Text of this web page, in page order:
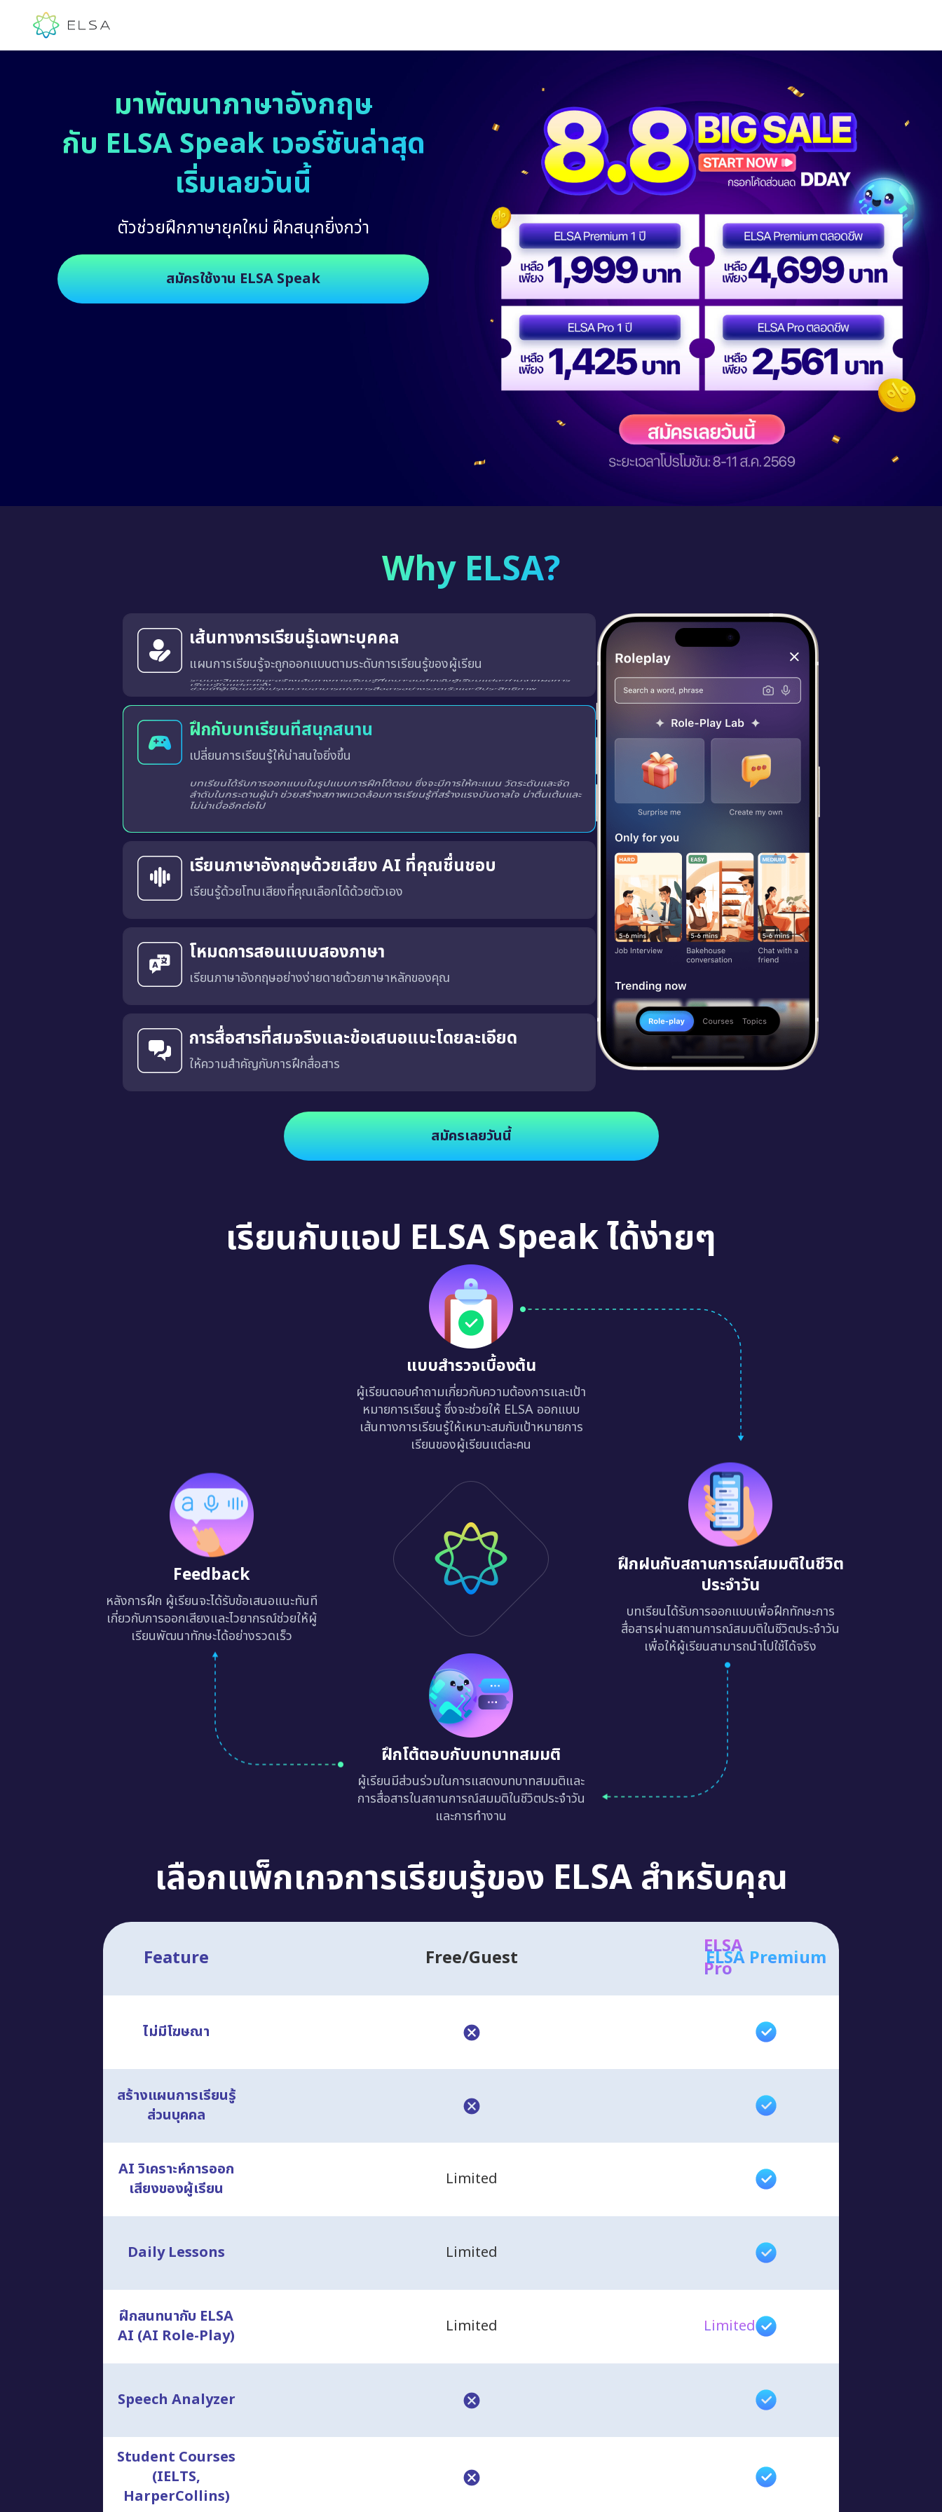
มาพัฒนาภาษาอังกฤษ
กับ ELSA Speak เวอร์ชันล่าสุด
เริ่มเลยวันนี้
ตัวช่วยฝึกภาษายุคใหม่ ฝึกสนุกยิ่งกว่า
สมัครใช้งาน ELSA Speak
Why ELSA?
เส้นทางการเรียนรู้เฉพาะบุคคล
แผนการเรียนรู้จะถูกออกแบบตามระดับการเรียนรู้ของผู้เรียน
ฝึกกับบทเรียนที่สนุกสนาน
เปลี่ยนการเรียนรู้ให้น่าสนใจยิ่งขึ้น
บทเรียนได้รับการออกแบบในรูปแบบการฝึกโต้ตอบ ซึ่งจะมีการให้คะแนน วัดระดับและจัด
ลำดับในกระดานผู้นำ ช่วยสร้างสภาพแวดล้อมการเรียนรู้ที่สร้างแรงบันดาลใจ น่าตื่นเต้นและ
ไม่น่าเบื่ออีกต่อไป
เรียนภาษาอังกฤษด้วยเสียง AI ที่คุณชื่นชอบ
เรียนรู้ด้วยโทนเสียงที่คุณเลือกได้ด้วยตัวเอง
โหมดการสอนแบบสองภาษา
เรียนภาษาอังกฤษอย่างง่ายดายด้วยภาษาหลักของคุณ
การสื่อสารที่สมจริงและข้อเสนอแนะโดยละเอียด
ให้ความสำคัญกับการฝึกสื่อสาร
สมัครเลยวันนี้
เรียนกับแอป ELSA Speak ได้ง่ายๆ
แบบสำรวจเบื้องต้น
ผู้เรียนตอบคำถามเกี่ยวกับความต้องการและเป้า
หมายการเรียนรู้ ซึ่งจะช่วยให้ ELSA ออกแบบ
เส้นทางการเรียนรู้ให้เหมาะสมกับเป้าหมายการ
เรียนของผู้เรียนแต่ละคน
ฝึกฝนกับสถานการณ์สมมติในชีวิต
ประจำวัน
บทเรียนได้รับการออกแบบเพื่อฝึกทักษะการ
สื่อสารผ่านสถานการณ์สมมติในชีวิตประจำวัน
เพื่อให้ผู้เรียนสามารถนำไปใช้ได้จริง
ฝึกโต้ตอบกับบทบาทสมมติ
ผู้เรียนมีส่วนร่วมในการแสดงบทบาทสมมติและ
การสื่อสารในสถานการณ์สมมติในชีวิตประจำวัน
และการทำงาน
Feedback
หลังการฝึก ผู้เรียนจะได้รับข้อเสนอแนะทันที
เกี่ยวกับการออกเสียงและไวยากรณ์ช่วยให้ผู้
เรียนพัฒนาทักษะได้อย่างรวดเร็ว
เลือกแพ็กเกจการเรียนรู้ของ ELSA สำหรับคุณ
Feature Free/Guest
ELSA
Pro
ELSA Premium
ไม่มีโฆษณา
สร้างแผนการเรียนรู้
ส่วนบุคคล
AI วิเคราะห์การออก
เสียงของผู้เรียน
Limited
Daily Lessons Limited
ฝึกสนทนากับ ELSA
AI (AI Role-Play)
Limited Limited
Speech Analyzer
Student Courses
(IELTS,
HarperCollins)